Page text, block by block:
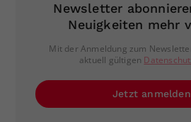
Newsletter
Neuigkeiten mehr
Mit der Anmeldung zum
aktuell gültigen
Jetzt anmelden